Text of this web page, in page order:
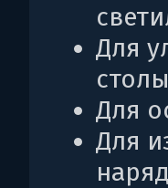
Для
Для
Для